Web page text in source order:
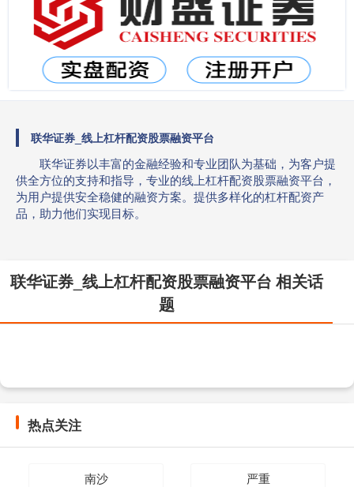
联华证券_线上杠杆配资股票融资平台
联华证券以丰富的金融经验和专业团队为基础，为客户提
供全方位的支持和指导，专业的线上杠杆配资股票融资平台，
为用户提供安全稳健的融资方案。提供多样化的杠杆配资产
品，助力他们实现目标。
联华证券_线上杠杆配资股票融资平台 相关话
题
热点关注
南沙 严重